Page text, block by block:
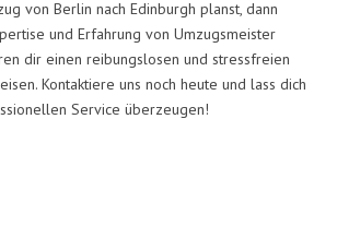
von Berlin nach Edinburgh planst, dann
und Erfahrung von Umzugsmeister
dir einen reibungslosen und stressfreien
Kontaktiere uns noch heute und lass dich
Service überzeugen!